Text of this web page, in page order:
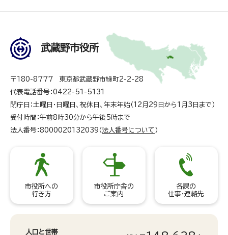
武蔵野市役所
〒180-8777 東京都武蔵野市緑町2-2-28
代表電話番号：0422-51-5131
閉庁日：土曜日・日曜日、祝休日、年末年始（12月29日から1月3日まで）
受付時間：午前8時30分から午後5時まで
法人番号：8000020132039（ 法人番号について ）
市役所への
行き方
市役所庁舎の
ご案内
各課の
仕事・連絡先
人口と世帯